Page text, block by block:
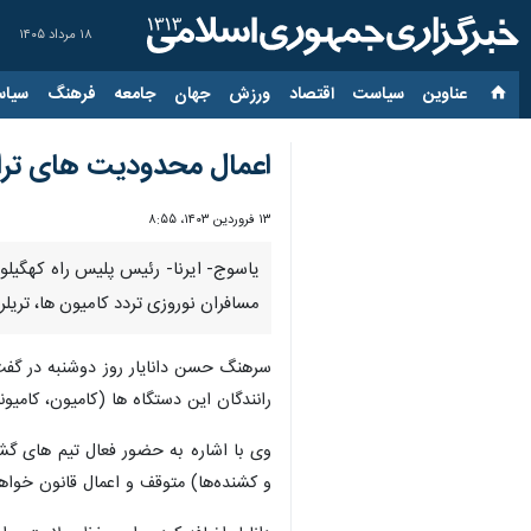
۱۸ مرداد ۱۴۰۵
عناوین‌ سیاست اقتصاد ورزش جهان جامعه فرهنگ
اعمال محدودیت های
۱۳ فروردین ۱۴۰۳، ۸:۵۵